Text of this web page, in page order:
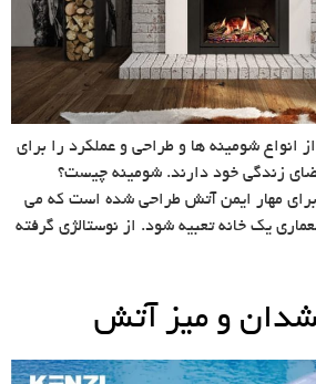
انواع شومینه ها و طراحی و عملکرد را برای
زندگی خود دارند. شومینه چیست؟
مهار ایمن آتش طراحی شده است که می
یک خانه تعبیه شود. از نوستالژی گرفته
و میز آتش